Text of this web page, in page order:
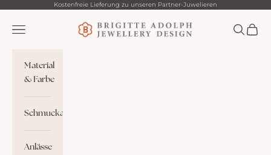
Zum Inhalt springenKostenfreie Lieferung zu unseren Partner-Juwelieren
Brigitte Adolph
Menü Suchen
Material
& Farbe
Schmuckart
Anlässe